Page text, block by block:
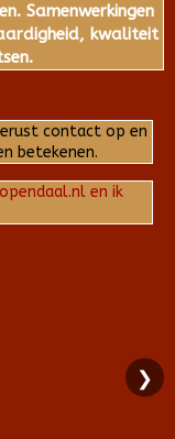
Samenwerkingen
kwaliteit
contact op en
betekenen.
en ik
❯